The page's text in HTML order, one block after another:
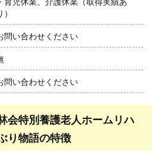
）
問い合わせください
問い合わせください
会特別養護老人ホームリハ
り物語の特徴